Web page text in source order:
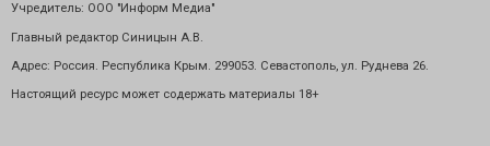
Учредитель: ООО "Информ Медиа"
Главный редактор Синицын А.В.
Адрес: Россия. Республика Крым. 299053. Севастополь, ул. Руднева 26.
Настоящий ресурс может содержать материалы 18+